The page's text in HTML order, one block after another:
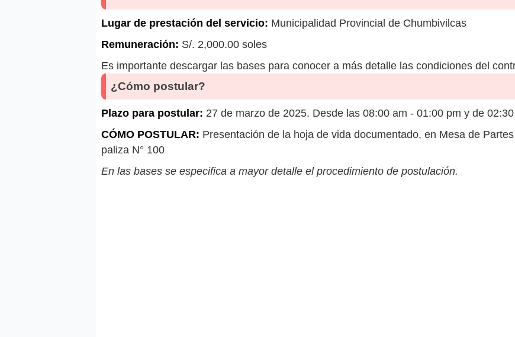
Lugar de prestación del servicio: Municipalidad Provincial de Chumbivilcas
Remuneración: S/. 2,000.00 soles
Es importante descargar las bases para conocer a más detalle las condiciones del
¿Cómo postular?
Plazo para postular: 27 de marzo de 2025. Desde las 08:00 am - 01:00 pm y de
CÓMO POSTULAR: Presentación de la hoja de vida documentado, en Mesa de
paliza N° 100
En las bases se especifica a mayor detalle el procedimiento de postulación.